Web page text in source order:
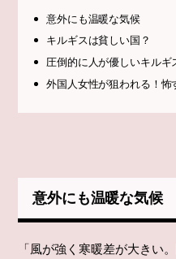
意外にも温暖な気候
キルギスは貧しい国？
圧倒的に人が優しいキルギ
外国人女性が狙われる！怖
意外にも温暖な気候
「風が強く寒暖差が大きい